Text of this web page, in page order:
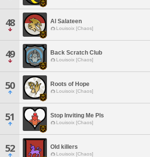
48 Al Salateen
Louisoix [Chaos]
49 Back Scratch Club
Louisoix [Chaos]
50 Roots of Hope
Louisoix [Chaos]
51 Stop Inviting Me Pls
Louisoix [Chaos]
52 Old killers
Louisoix [Chaos]